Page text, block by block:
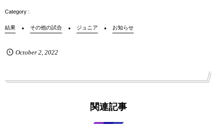
結果 その他の試合 ジュニア お知らせ
October 2, 2022
関連記事